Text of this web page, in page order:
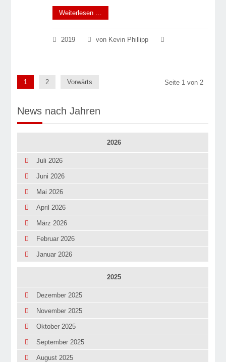
Weiterlesen …
2019 von Kevin Phillipp
Seite 1 von 2
1 2 Vorwärts
News nach Jahren
2026
Juli 2026
Juni 2026
Mai 2026
April 2026
März 2026
Februar 2026
Januar 2026
2025
Dezember 2025
November 2025
Oktober 2025
September 2025
August 2025